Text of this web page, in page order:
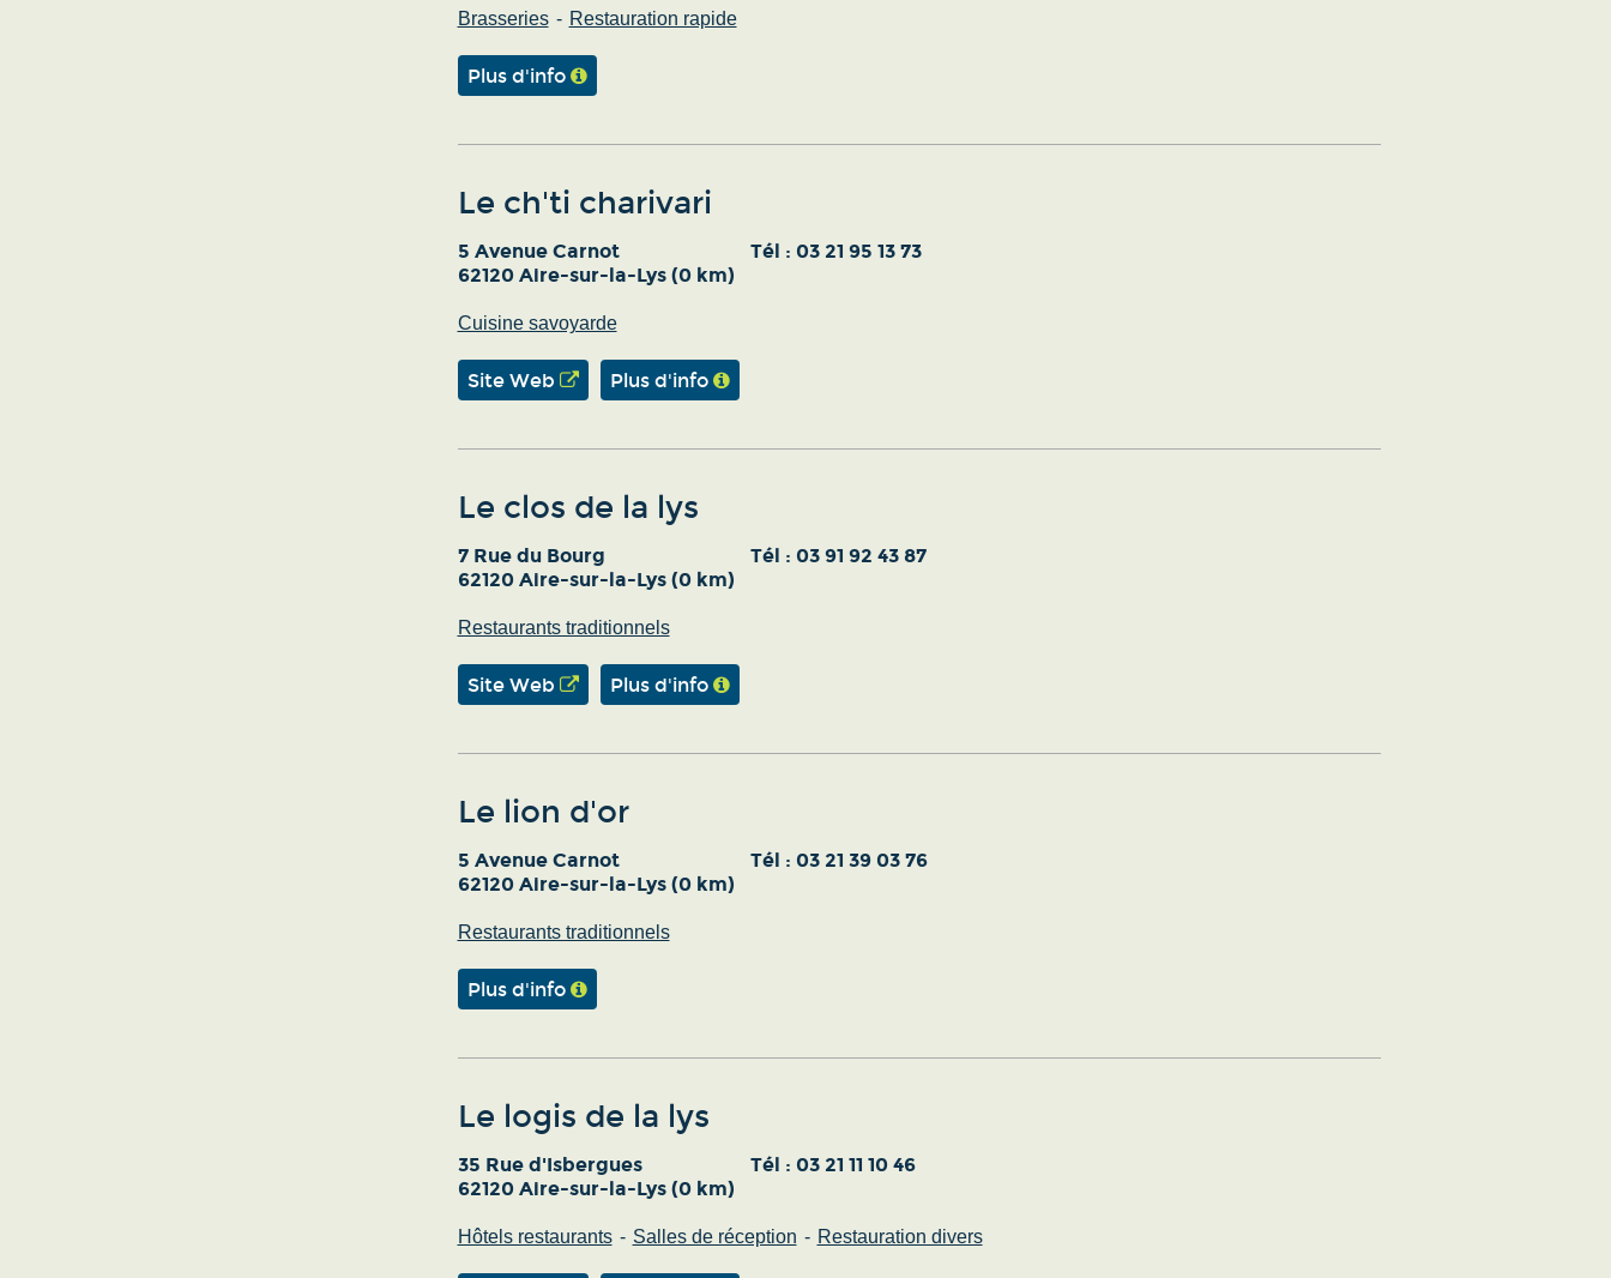
Brasseries Restauration rapide
Plus d'info
Le ch'ti charivari
5 Avenue Carnot
62120 Aire-sur-la-Lys (0 km)
Tél : 03 21 95 13 73
Cuisine savoyarde
Site Web Plus d'info
Le clos de la lys
7 Rue du Bourg
62120 Aire-sur-la-Lys (0 km)
Tél : 03 91 92 43 87
Restaurants traditionnels
Site Web Plus d'info
Le lion d'or
5 Avenue Carnot
62120 Aire-sur-la-Lys (0 km)
Tél : 03 21 39 03 76
Restaurants traditionnels
Plus d'info
Le logis de la lys
35 Rue d'Isbergues
62120 Aire-sur-la-Lys (0 km)
Tél : 03 21 11 10 46
Hôtels restaurants Salles de réception Restauration divers